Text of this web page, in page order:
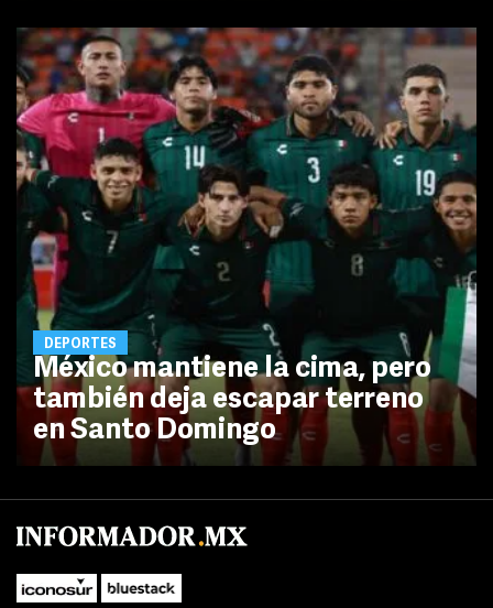
DEPORTES
México mantiene la cima, pero
también deja escapar terreno
en Santo Domingo